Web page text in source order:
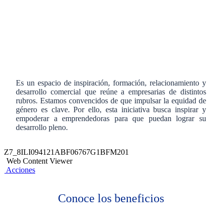
Es un espacio de inspiración, formación, relacionamiento y
desarrollo comercial que reúne a empresarias de distintos
rubros. Estamos convencidos de que impulsar la equidad de
género es clave. Por ello, esta iniciativa busca inspirar y
empoderar a emprendedoras para que puedan lograr su
desarrollo pleno.
Z7_8ILI094121ABF06767G1BFM201
Web Content Viewer
Acciones
Conoce los beneficios